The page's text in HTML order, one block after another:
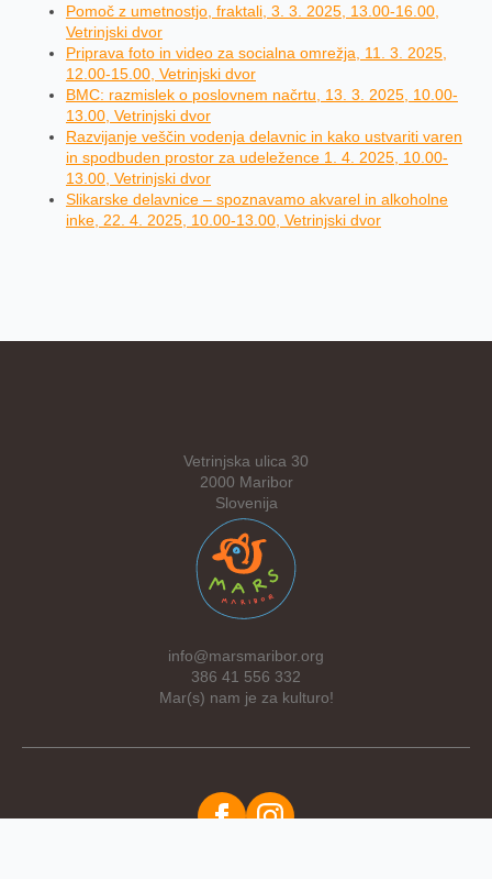
Pomoč z umetnostjo, fraktali, 3. 3. 2025, 13.00-16.00,
Vetrinjski dvor
Priprava foto in video za socialna omrežja, 11. 3. 2025,
12.00-15.00, Vetrinjski dvor
BMC: razmislek o poslovnem načrtu, 13. 3. 2025, 10.00-
13.00, Vetrinjski dvor
Razvijanje veščin vodenja delavnic in kako ustvariti varen
in spodbuden prostor za udeležence 1. 4. 2025, 10.00-
13.00, Vetrinjski dvor
Slikarske delavnice – spoznavamo akvarel in alkoholne
inke, 22. 4. 2025, 10.00-13.00, Vetrinjski dvor
Vetrinjska ulica 30
2000 Maribor
Slovenija
info@marsmaribor.org
386 41 556 332
Mar(s) nam je za kulturo!